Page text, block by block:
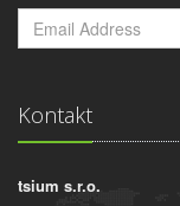
Kontakt
tsium s.r.o.